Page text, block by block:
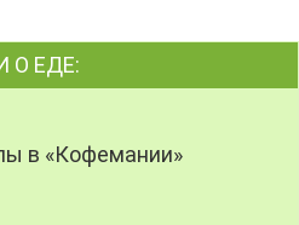
О ЕДЕ:
в «Кофемании»